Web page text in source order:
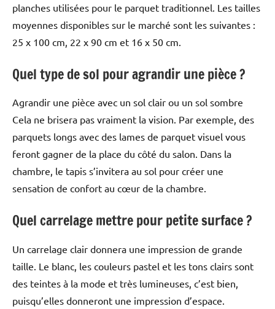
planches utilisées pour le parquet traditionnel. Les tailles
moyennes disponibles sur le marché sont les suivantes :
25 x 100 cm, 22 x 90 cm et 16 x 50 cm.
Quel type de sol pour agrandir une pièce ?
Agrandir une pièce avec un sol clair ou un sol sombre
Cela ne brisera pas vraiment la vision. Par exemple, des
parquets longs avec des lames de parquet visuel vous
feront gagner de la place du côté du salon. Dans la
chambre, le tapis s’invitera au sol pour créer une
sensation de confort au cœur de la chambre.
Quel carrelage mettre pour petite surface ?
Un carrelage clair donnera une impression de grande
taille. Le blanc, les couleurs pastel et les tons clairs sont
des teintes à la mode et très lumineuses, c’est bien,
puisqu’elles donneront une impression d’espace.